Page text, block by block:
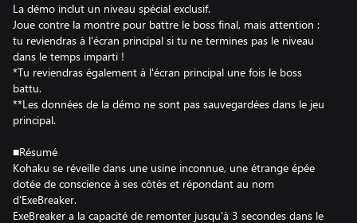
La démo inclut un niveau spécial exclusif.
Joue contre la montre pour battre le boss final, mais attention :
tu reviendras à l'écran principal si tu ne termines pas le niveau
dans le temps imparti !
*Tu reviendras également à l'écran principal une fois le boss
battu.
**Les données de la démo ne sont pas sauvegardées dans le jeu
principal.
■Résumé
Kohaku se réveille dans une usine inconnue, une étrange épée
dotée de conscience à ses côtés et répondant au nom
d'ExeBreaker.
ExeBreaker a la capacité de remonter jusqu'à 3 secondes dans le